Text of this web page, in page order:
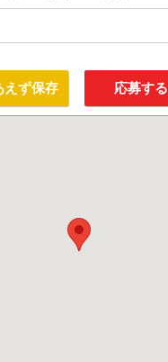
えず保存 応募する